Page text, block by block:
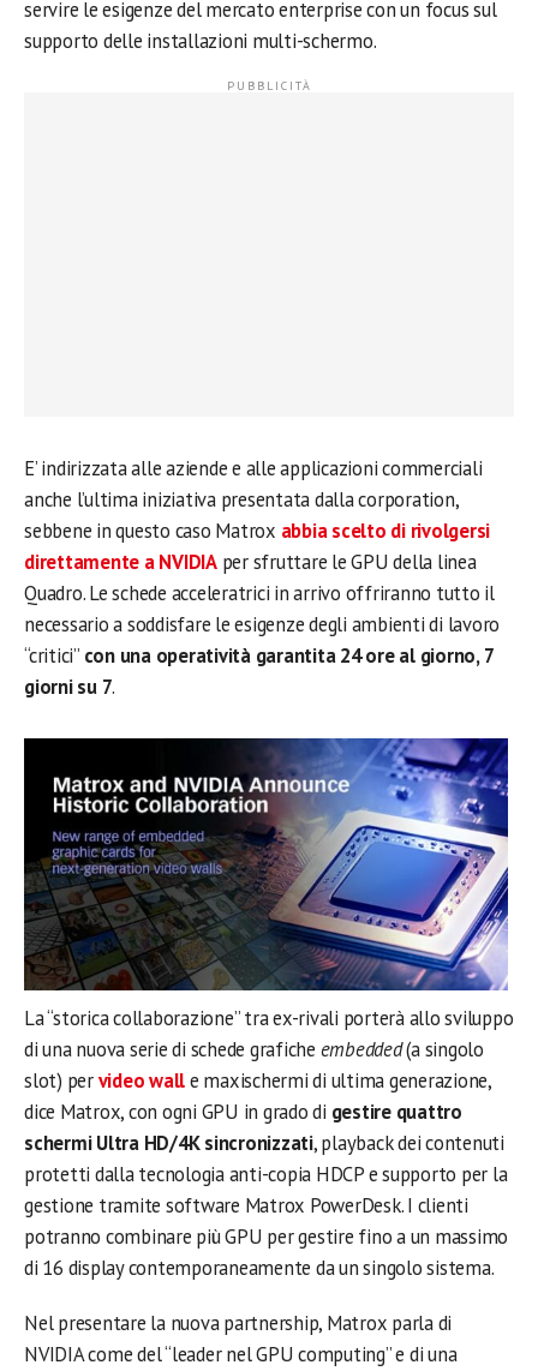
servire le esigenze del mercato enterprise con un focus sul
supporto delle installazioni multi-schermo.
E’ indirizzata alle aziende e alle applicazioni commerciali
anche l’ultima iniziativa presentata dalla corporation,
sebbene in questo caso Matrox abbia scelto di rivolgersi
direttamente a NVIDIAper sfruttare le GPU della linea
Quadro. Le schede acceleratrici in arrivo offriranno tutto il
necessario a soddisfare le esigenze degli ambienti di lavoro
“critici” con una operatività garantita 24 ore al giorno, 7
giorni su 7.
La “storica collaborazione” tra ex-rivali porterà allo sviluppo
di una nuova serie di schede grafiche embedded(a singolo
slot) pervideo walle maxischermi di ultima generazione,
dice Matrox, con ogni GPU in grado di gestire quattro
schermi Ultra HD/4K sincronizzati, playback dei contenuti
protetti dalla tecnologia anti-copia HDCP e supporto per la
gestione tramite software Matrox PowerDesk. I clienti
potranno combinare più GPU per gestire fino a un massimo
di 16 display contemporaneamente da un singolo sistema.
Nel presentare la nuova partnership, Matrox parla di
NVIDIA come del “leader nel GPU computing” e di una